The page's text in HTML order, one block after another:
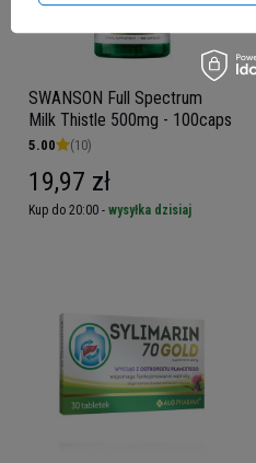
SWANSON Full Spectrum
Milk Thistle 500mg - 100caps
5.00 (10)
19,97 zł
Kup do 20:00 - wysyłka dzisiaj